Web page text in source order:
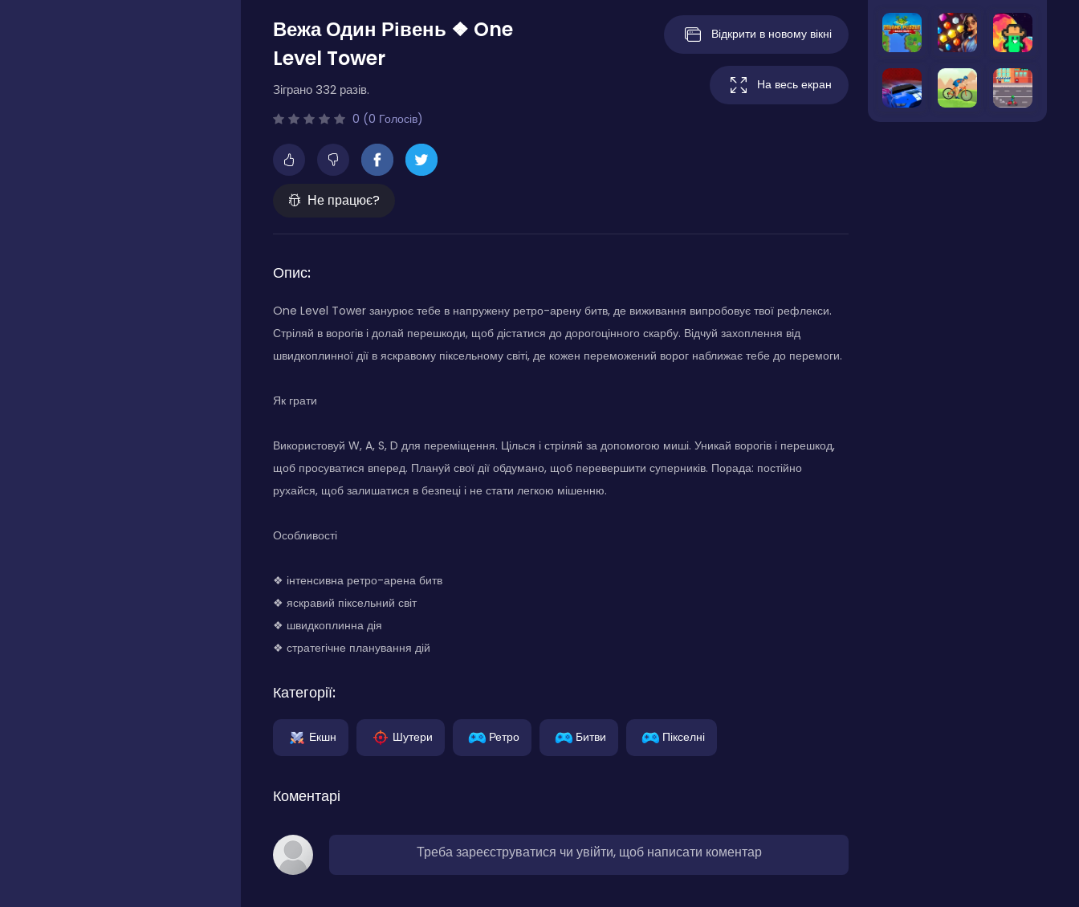
Вежа Один Рівень ❖ One
Level Tower
Зіграно 332 разів.
0 (0 Голосів)
Не працює?
Відкрити в новому вікні
На весь екран
Опис:
One Level Tower занурює тебе в напружену ретро-арену битв, де виживання випробовує твої рефлекси.
Стріляй в ворогів і долай перешкоди, щоб дістатися до дорогоцінного скарбу. Відчуй захоплення від
швидкоплинної дії в яскравому піксельному світі, де кожен переможений ворог наближає тебе до перемоги.
Як грати
Використовуй W, A, S, D для переміщення. Цілься і стріляй за допомогою миші. Уникай ворогів і перешкод,
щоб просуватися вперед. Плануй свої дії обдумано, щоб перевершити суперників. Порада: постійно
рухайся, щоб залишатися в безпеці і не стати легкою мішенню.
Особливості
❖ інтенсивна ретро-арена битв
❖ яскравий піксельний світ
❖ швидкоплинна дія
❖ стратегічне планування дій
Категорії:
Екшн Шутери Ретро Битви Пікселні
Коментарі
Треба зареєструватися чи увійти, щоб написати коментар